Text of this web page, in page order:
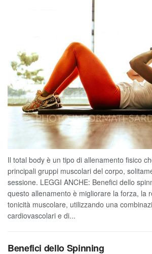
Il total body è un tipo di allenamento fisico
principali gruppi muscolari del corpo,
sessione. LEGGI ANCHE: Benefici dello
questo allenamento è migliorare la forza, la
tonicità muscolare, utilizzando una
cardiovascolari e di...
Benefici dello Spinning